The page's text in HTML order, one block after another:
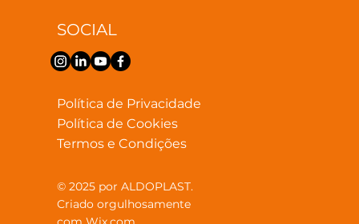
SOCIAL
Política de Privacidade
Política de Cookies
Termos e Condições
© 2025 por ALDOPLAST.
Criado orgulhosamente